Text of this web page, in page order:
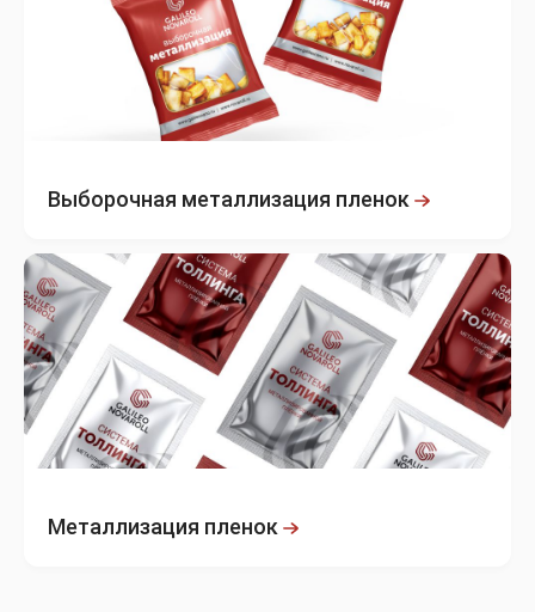
Выборочная металлизация пленок
Металлизация пленок